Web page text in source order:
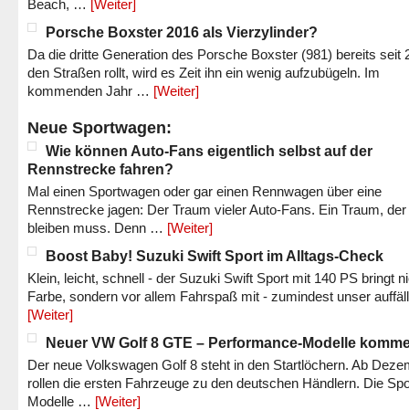
Beach, … [Weiter]
Porsche Boxster 2016 als Vierzylinder?
Da die dritte Generation des Porsche Boxster (981) bereits seit
den Straßen rollt, wird es Zeit ihn ein wenig aufzubügeln. Im
kommenden Jahr … [Weiter]
Neue Sportwagen:
Wie können Auto-Fans eigentlich selbst auf der
Rennstrecke fahren?
Mal einen Sportwagen oder gar einen Rennwagen über eine
Rennstrecke jagen: Der Traum vieler Auto-Fans. Ein Traum,
bleiben muss. Denn … [Weiter]
Boost Baby! Suzuki Swift Sport im Alltags-Check
Klein, leicht, schnell - der Suzuki Swift Sport mit 140 PS bringt
Farbe, sondern vor allem Fahrspaß mit - zumindest unser
[Weiter]
Neuer VW Golf 8 GTE – Performance-Modelle
Der neue Volkswagen Golf 8 steht in den Startlöchern. Ab
rollen die ersten Fahrzeuge zu den deutschen Händlern. Die
Modelle … [Weiter]